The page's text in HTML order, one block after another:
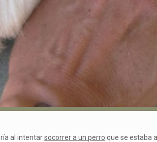
al intentarsocorrer a un perro que se estaba